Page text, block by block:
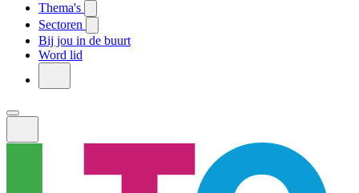
Thema's
Sectoren
Bij jou in de buurt
Word lid